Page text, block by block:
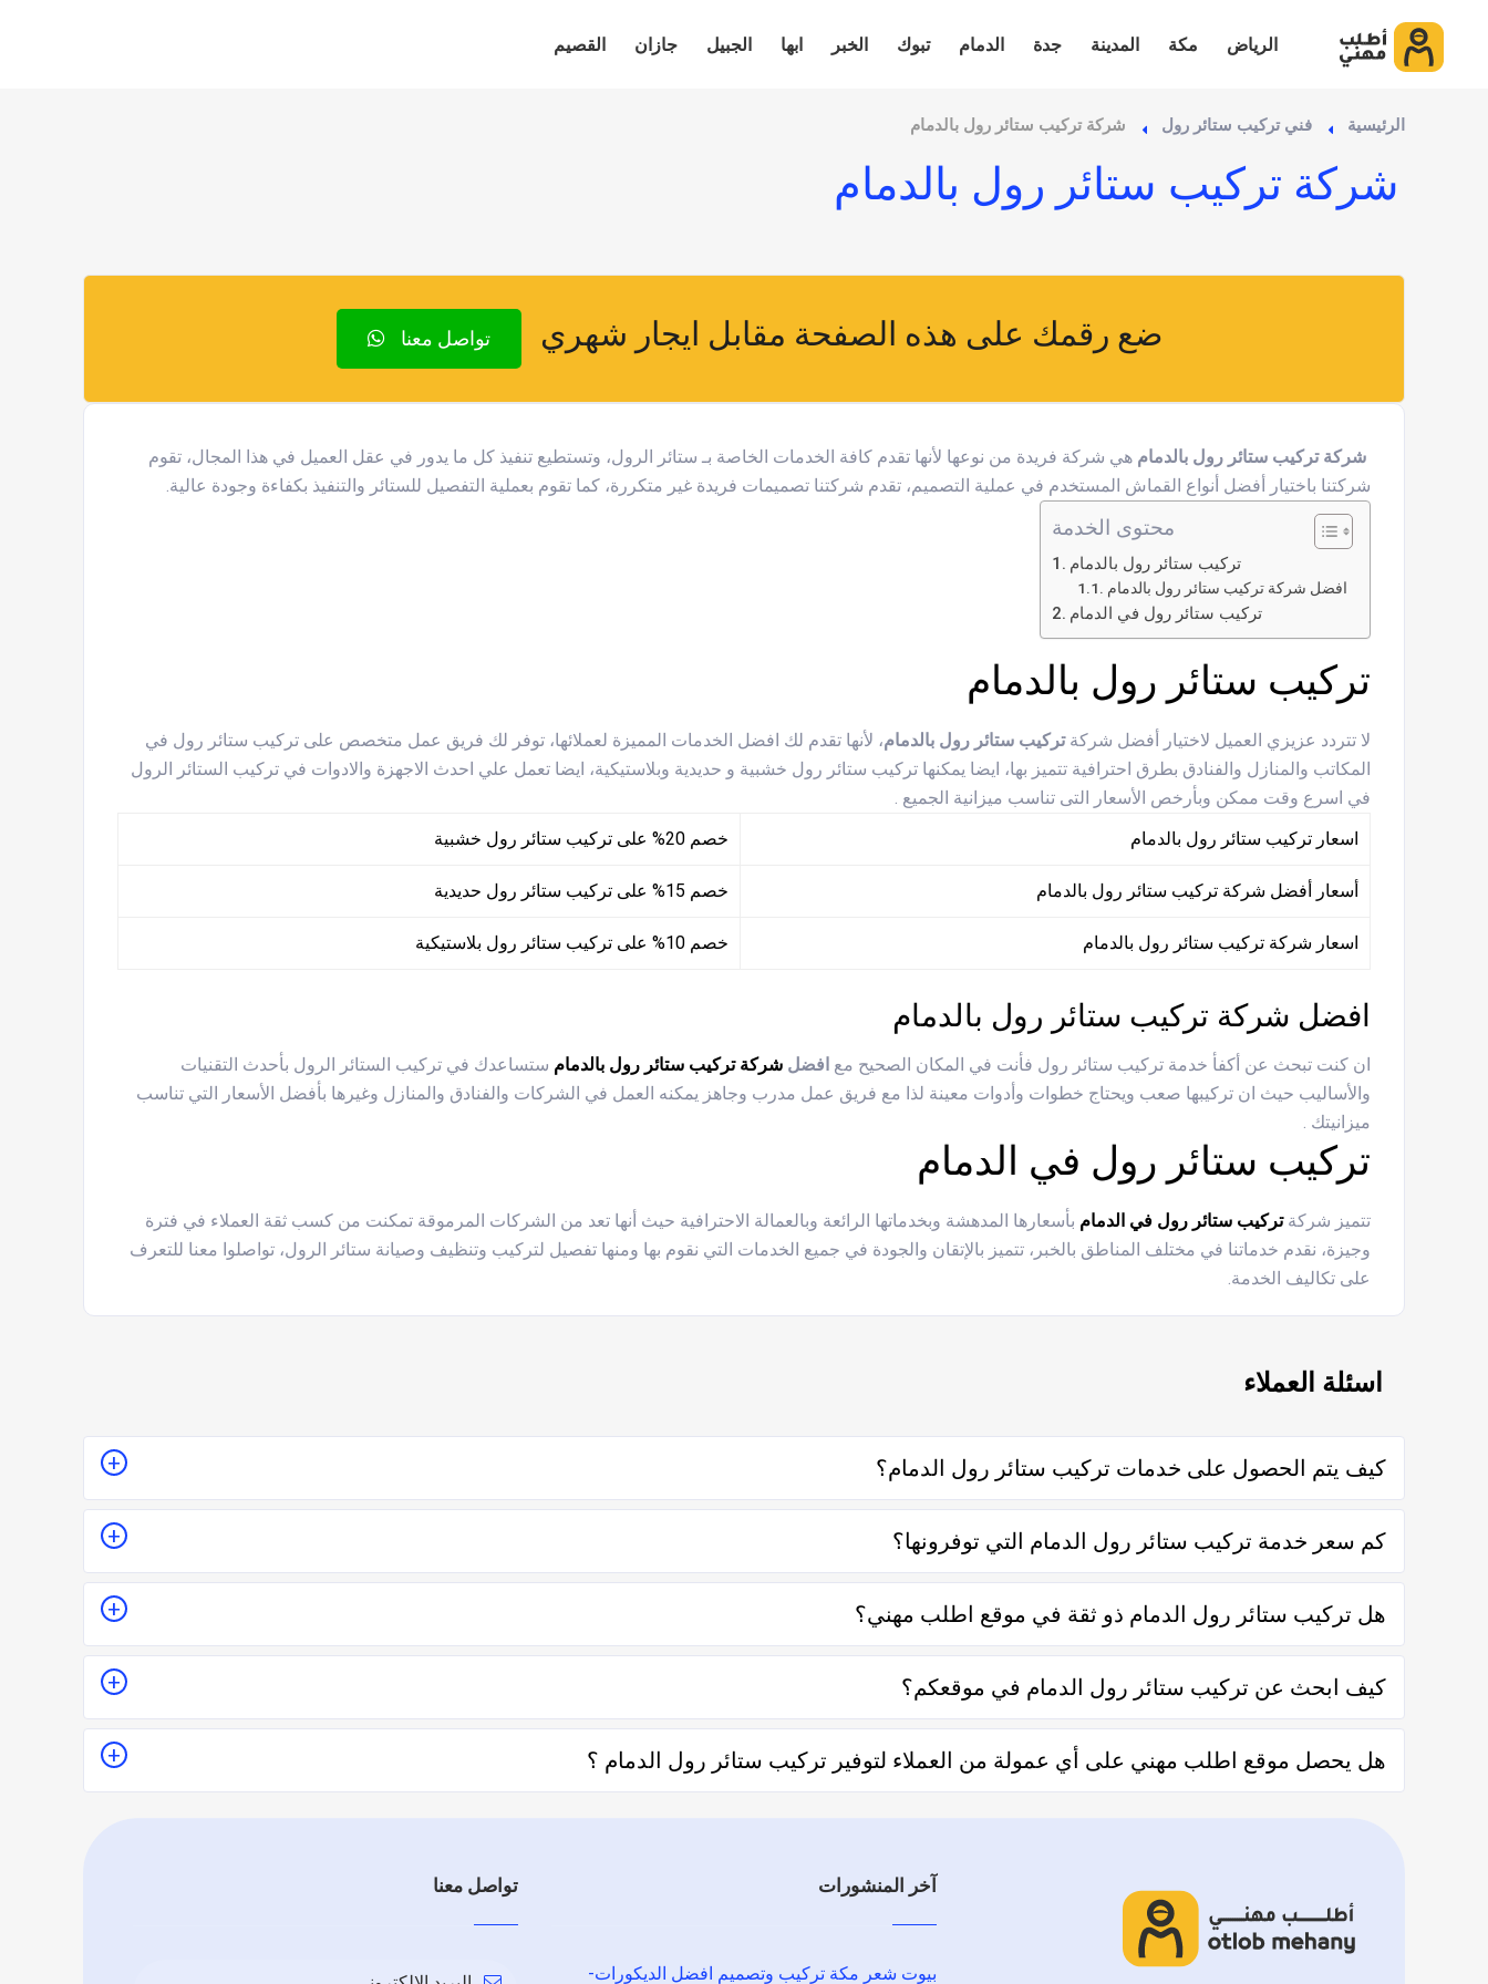
الرياض مكة المدينة جدة الدمام تبوك الخبر ابها الجبيل جازان القصيم
الرئيسية فني تركيب ستائر رول شركة تركيب ستائر رول بالدمام
شركة تركيب ستائر رول بالدمام
ضع رقمك على هذه الصفحة مقابل ايجار شهري تواصل معنا
شركة تركيب ستائر رول بالدمام هي شركة فريدة من نوعها لأنها تقدم كافة الخدمات الخاصة بـ ستائر الرول، وتستطيع تنفيذ كل ما يدور في عقل العميل في هذا المجال، تقوم
شركتنا باختيار أفضل أنواع القماش المستخدم في عملية التصميم، تقدم شركتنا تصميمات فريدة غير متكررة، كما تقوم بعملية التفصيل للستائر والتنفيذ بكفاءة وجودة عالية.
محتوى الخدمة
تركيب ستائر رول بالدمام
افضل شركة تركيب ستائر رول بالدمام
تركيب ستائر رول في الدمام
تركيب ستائر رول بالدمام
لا تتردد عزيزي العميل لاختيار أفضل شركةتركيب ستائر رول بالدمام، لأنها تقدم لك افضل الخدمات المميزة لعملائها، توفر لك فريق عمل متخصص على تركيب ستائر رول في
المكاتب والمنازل والفنادق بطرق احترافية تتميز بها، ايضا يمكنها تركيب ستائر رول خشبية و حديدية وبلاستيكية، ايضا تعمل علي احدث الاجهزة والادوات في تركيب الستائر الرول
في اسرع وقت ممكن وبأرخص الأسعار التى تناسب ميزانية الجميع .
اسعار تركيب ستائر رول بالدمام
خصم 20% على تركيب ستائر رول خشبية
أسعار أفضل شركة تركيب ستائر رول بالدمام خصم 15% على تركيب ستائر رول حديدية
اسعار شركة تركيب ستائر رول بالدمام خصم 10% على تركيب ستائر رول بلاستيكية
افضل شركة تركيب ستائر رول بالدمام
ان كنت تبحث عن أكفأ خدمة تركيب ستائر رول فأنت في المكان الصحيح مع افضل شركة تركيب ستائر رول بالدمام ستساعدك في تركيب الستائر الرول بأحدث التقنيات
والأساليب حيث ان تركيبها صعب ويحتاج خطوات وأدوات معينة لذا مع فريق عمل مدرب وجاهز يمكنه العمل في الشركات والفنادق والمنازل وغيرها بأفضل الأسعار التي تناسب
ميزانيتك .
تركيب ستائر رول في الدمام
تتميز شركةتركيب ستائر رول في الدمام بأسعارها المدهشة وبخدماتها الرائعة وبالعمالة الاحترافية حيث أنها تعد من الشركات المرموقة تمكنت من كسب ثقة العملاء في فترة
وجيزة، نقدم خدماتنا في مختلف المناطق بالخبر، تتميز بالإتقان والجودة في جميع الخدمات التي نقوم بها ومنها تفصيل لتركيب وتنظيف وصيانة ستائر الرول، تواصلوا معنا للتعرف
على تكاليف الخدمة.
اسئلة العملاء
كيف يتم الحصول على خدمات تركيب ستائر رول الدمام؟
يتم الحصول على خدمات تركيب ستائر رول الدمام من خلال التواصل معه إما على الواتساب أو تليفونياً وطلب الخدمة منه بعمل زيارة للمكان أو تقدير سعر الخدمة قبل الزيارة والإتفاق.
كم سعر خدمة تركيب ستائر رول الدمام التي توفرونها؟
تختلف اسعار خدمات تركيب ستائر رول الدمام وفقاً لعدة عناصر منها قرب المسافة وحجم العمل وتوقيته وهل هو عمل مستعجل أم لا.
هل تركيب ستائر رول الدمام ذو ثقة في موقع اطلب مهني؟
نعم تركيب ستائر رول الدمام في موقع اطلب مهني ذو ثقة في التعامل فكل الفنيين والشركات يتم تقييمهم من عملاء حقيقيين وهذا يدل على جودة الخدمة.
كيف ابحث عن تركيب ستائر رول الدمام في موقعكم؟
يُمكنك البحث عن تركيب ستائر رول الدمام في موقعنا من خلال تحديد المنطقة ثم تحديد المهنة وإختيار الفني الأقرب إليك والأفضل تقييماً فموقع اطلب مهني يعتمد على تقييم الفنيين
والشركات من خلال العملاء بعد كل زيارة لهم.
هل يحصل موقع اطلب مهني على أي عمولة من العملاء لتوفير تركيب ستائر رول الدمام ؟
آخر المنشورات
بيوت شعر مكة تركيب وتصميم افضل الديكورات-
تواصل معنا